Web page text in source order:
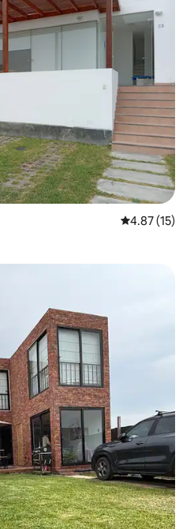
從 15 則評價
4.87 (15)